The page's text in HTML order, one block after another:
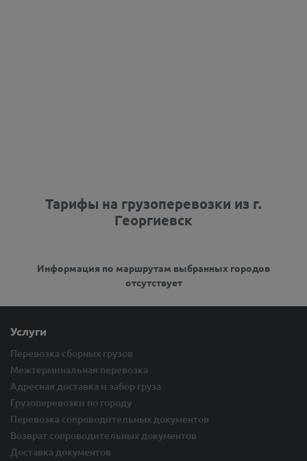
Тарифы на грузоперевозки из г.
Георгиевск
Информация по маршрутам выбранных городов
отсутствует
Услуги
Перевозка сборных грузов
Межтерминальная перевозка
Адресная доставка и забор груза
Грузоперевозки по городу
Перевозка сопроводительных документов
Возврат сопроводительных документов
Доставка документов